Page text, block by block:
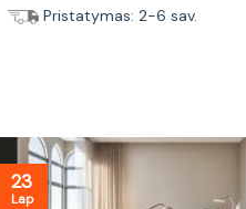
Pristatymas: 2-6 sav.
23
Lap